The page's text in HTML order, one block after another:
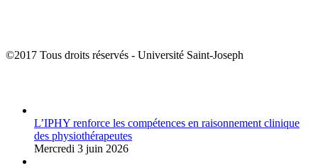
©2017 Tous droits réservés - Université Saint-Joseph
L’IPHY renforce les compétences en raisonnement clinique
des physiothérapeutes
Mercredi 3 juin 2026